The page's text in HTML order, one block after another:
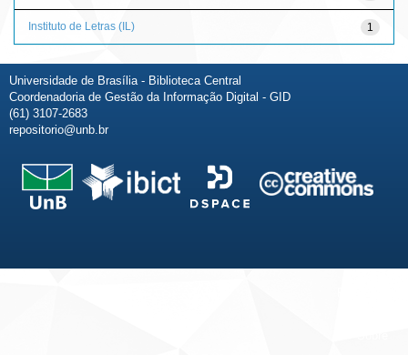
1
Instituto de Letras (IL)
Universidade de Brasília - Biblioteca Central
Coordenadoria de Gestão da Informação Digital - GID
(61) 3107-2683
repositorio@unb.br